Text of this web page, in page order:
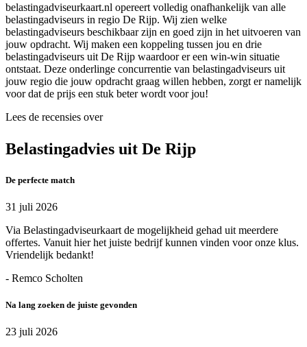
belastingadviseurkaart.nl opereert volledig onafhankelijk van alle
belastingadviseurs in regio De Rijp. Wij zien welke
belastingadviseurs beschikbaar zijn en goed zijn in het uitvoeren van
jouw opdracht. Wij maken een koppeling tussen jou en drie
belastingadviseurs uit De Rijp waardoor er een win-win situatie
ontstaat. Deze onderlinge concurrentie van belastingadviseurs uit
jouw regio die jouw opdracht graag willen hebben, zorgt er namelijk
voor dat de prijs een stuk beter wordt voor jou!
Lees de recensies over
Belastingadvies uit De Rijp
De perfecte match
31 juli 2026
Via Belastingadviseurkaart de mogelijkheid gehad uit meerdere
offertes. Vanuit hier het juiste bedrijf kunnen vinden voor onze klus.
Vriendelijk bedankt!
- Remco Scholten
Na lang zoeken de juiste gevonden
23 juli 2026